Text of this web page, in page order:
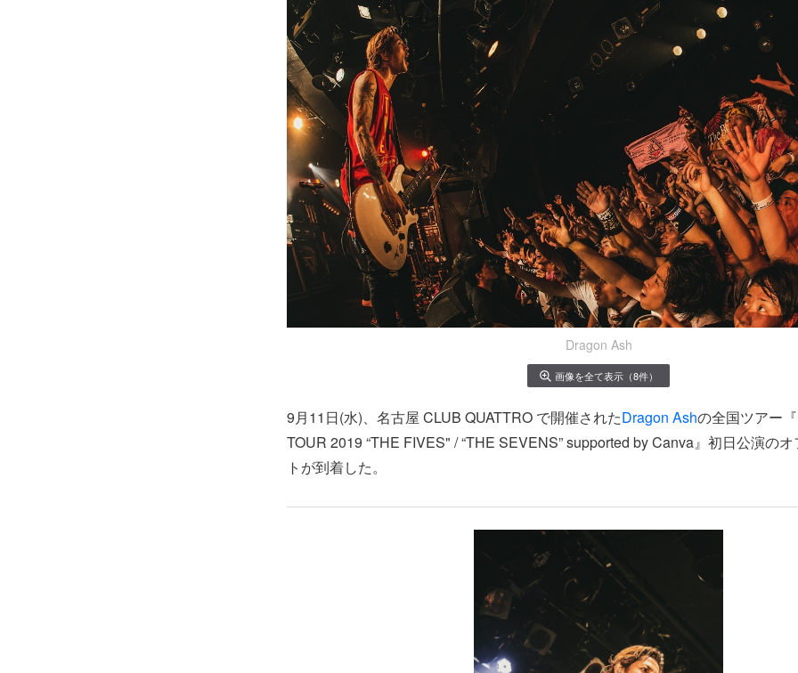
Dragon Ash
画像を全て表示（8件）
9月11日(水)、名古屋 CLUB QUATTRO で開催されたDragon Ashの全国ツアー
TOUR 2019 “THE FIVES" / “THE SEVENS” supported by Canva』初日公演の
トが到着した。